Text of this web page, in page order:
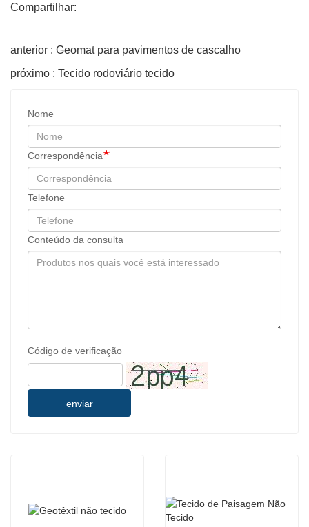
Compartilhar:
anterior : Geomat para pavimentos de cascalho
próximo : Tecido rodoviário tecido
Nome
Correspondência
Telefone
Conteúdo da consulta
Código de verificação
enviar